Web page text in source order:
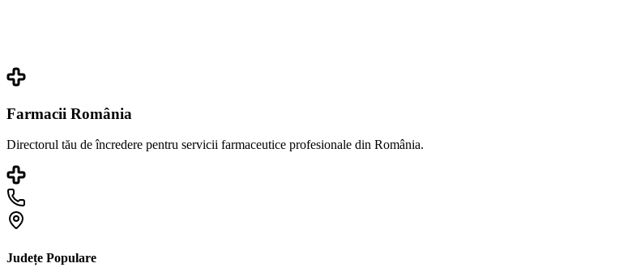
Farmacii România
Directorul tău de încredere pentru servicii farmaceutice profesionale din România.
Județe Populare